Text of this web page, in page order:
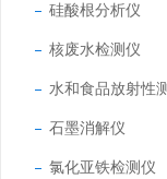
硅酸根分析仪
核废水检测仪
水和食品放射性
石墨消解仪
氯化亚铁检测仪